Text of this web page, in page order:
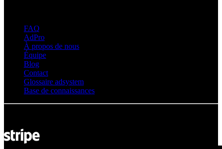
FAQ
AdPro
À propos de nous
Équipe
Blog
Contact
Glossaire adsystem
Base de connaissances